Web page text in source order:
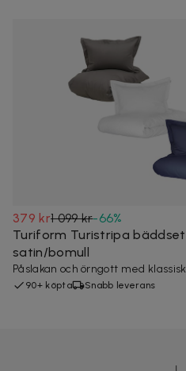
379 kr1 099 kr-66%
Turiform Turistripa
satin/bomull
Påslakan och örngott med
90+ köpta Snabb leverans